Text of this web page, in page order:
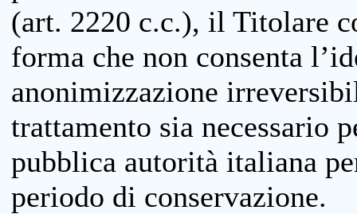
(art. 2220 c.c.), il Titolare
forma che non consenta
anonimizzazione
trattamento sia necessario
pubblica autorità italiana
periodo di conservazione.